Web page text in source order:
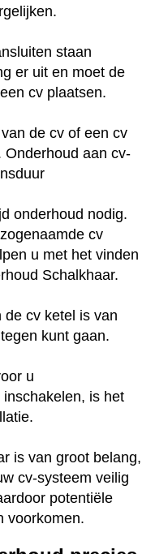
staan
er uit en moet de
cv plaatsen.
de cv of een cv
Onderhoud aan cv-
onderhoud nodig.
cv
u met het vinden
Schalkhaar.
de cv ketel is van
kunt gaan.
u
is het
is van groot belang,
cv-systeem veilig
potentiële
voorkomen.